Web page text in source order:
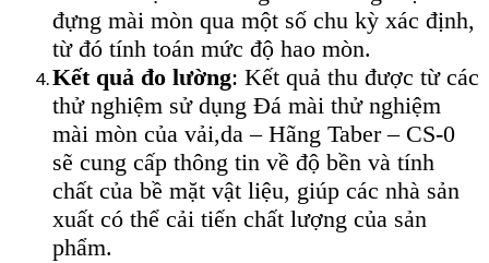
đựng mài mòn qua một số chu kỳ xác định,
từ đó tính toán mức độ hao mòn.
Kết quả đo lường: Kết quả thu được từ các
thử nghiệm sử dụng Đá mài thử nghiệm
mài mòn của vải,da – Hãng Taber – CS-0
sẽ cung cấp thông tin về độ bền và tính
chất của bề mặt vật liệu, giúp các nhà sản
xuất có thể cải tiến chất lượng của sản
phẩm.